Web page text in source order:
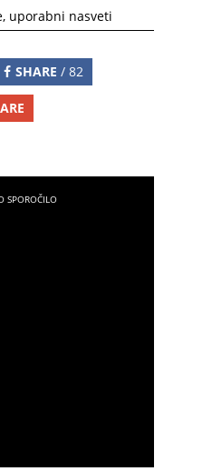
, uporabni nasveti
SHARE / 82